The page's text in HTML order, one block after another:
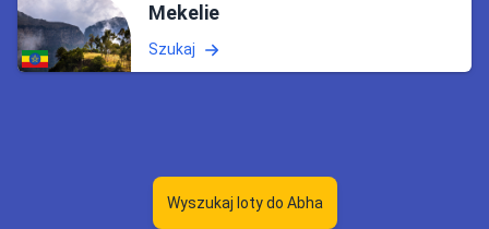
Mekelie
Szukaj
Wyszukaj loty do Abha